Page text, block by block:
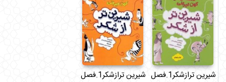
شیرین ترازشکر1.فصل پاییزبا76داستان شیرین ترازشکر1.فصل زمستان با93داستان